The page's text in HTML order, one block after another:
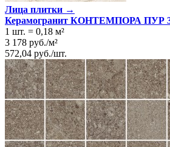
Лица плитки →
Керамогранит КОНТЕМПОРА ПУР
1 шт. = 0,18 м²
3 178 руб./м²
572,04 руб./шт.